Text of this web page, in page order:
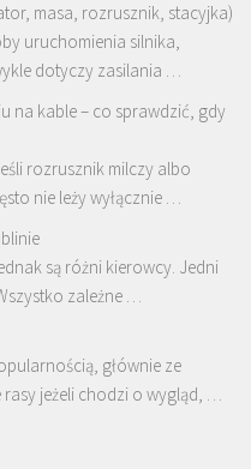
masa, rozrusznik, stacyjka)
uruchomienia silnika,
dotyczy zasilania …
na kable – co sprawdzić, gdy
rozrusznik milczy albo
nie leży wyłącznie …
są różni kierowcy. Jedni
zależne …
głównie ze
jeżeli chodzi o wygląd, …